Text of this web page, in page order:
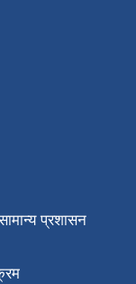
प्रशासन